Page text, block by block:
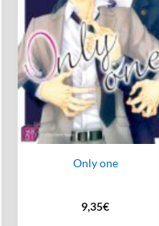
Only one
9,35€